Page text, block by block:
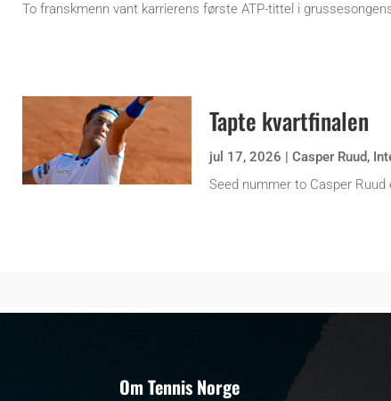
To franskmenn vant karrierens første ATP-tittel i
Tapte kvartfinalen
jul 17, 2026 | Casper Ruud,
Seed nummer to Casper Ruud
Om Tennis Norge